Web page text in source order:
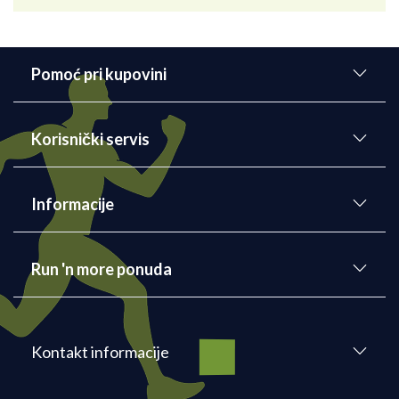
Pomoć pri kupovini
Korisnički servis
Informacije
Run 'n more ponuda
Kontakt informacije